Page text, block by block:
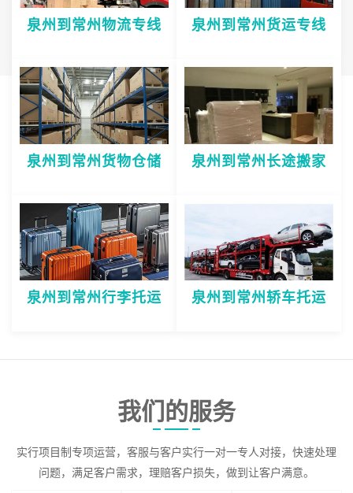
泉州到常州物流专线 泉州到常州货运专线
泉州到常州货物仓储 泉州到常州长途搬家
泉州到常州行李托运 泉州到常州轿车托运
我们的服务
实行项目制专项运营，客服与客户实行一对一专人对接，快速处理
问题，满足客户需求，理赔客户损失，做到让客户满意。